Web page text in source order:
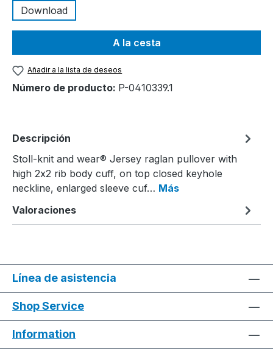
Download
A la cesta
Añadir a la lista de deseos
Número de producto: P-0410339.1
Descripción
Stoll-knit and wear® Jersey raglan pullover with
high 2x2 rib body cuff, on top closed keyhole
neckline, enlarged sleeve cuf… Más
Valoraciones
Línea de asistencia
Shop Service
Information